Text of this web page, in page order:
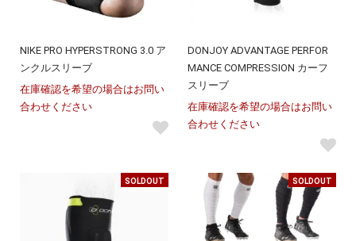
NIKE PRO HYPERSTRONG 3.0 ア
ンクルスリーブ
在庫確認を希望の場合はお問い
合わせください
DONJOY ADVANTAGE PERFOR
MANCE COMPRESSION カーフ
スリーブ
在庫確認を希望の場合はお問い
合わせください
SOLDOUT SOLDOUT